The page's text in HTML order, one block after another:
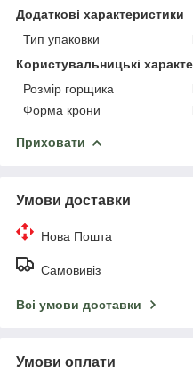
Додаткові характеристики
Тип упаковки
Користувальницькі
Розмір горщика
Форма крони
Приховати
Умови доставки
Нова Пошта
Самовивіз
Всі умови доставки
Умови оплати